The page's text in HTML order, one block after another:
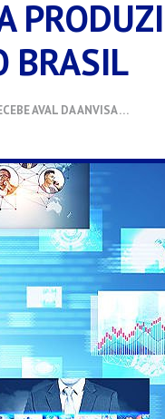
BRASIL
AVAL DA ANVISA …